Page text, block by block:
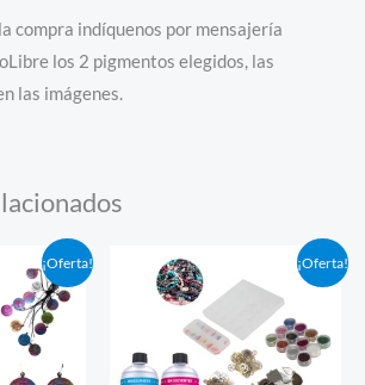
compra indíquenos por mensajería
los 2 pigmentos elegidos, las
las imágenes.
¡Oferta!
precio
actual
es:
¡Oferta!
original
UYU1.972,00.
precio